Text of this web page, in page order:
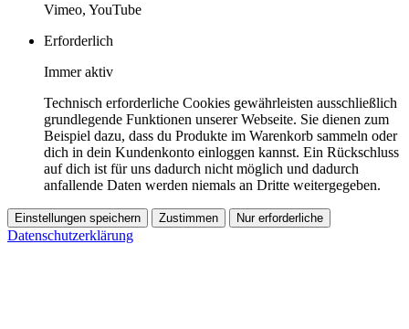
Vimeo, YouTube
Erforderlich
Immer aktiv
Technisch erforderliche Cookies gewährleisten ausschließlich
grundlegende Funktionen unserer Webseite. Sie dienen zum
Beispiel dazu, dass du Produkte im Warenkorb sammeln oder
dich in dein Kundenkonto einloggen kannst. Ein Rückschluss
auf dich ist für uns dadurch nicht möglich und dadurch
anfallende Daten werden niemals an Dritte weitergegeben.
Einstellungen speichern Zustimmen Nur erforderliche
Datenschutzerklärung